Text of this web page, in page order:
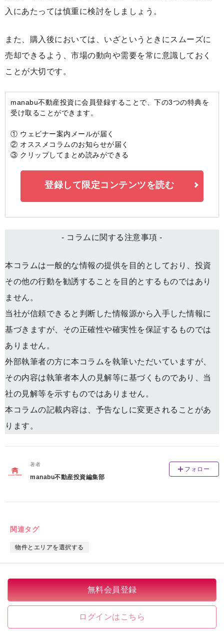
入にあたっては慎重に検討をしましょう。
また、購入後においては、いざというときにスムーズに
売却できるよう、市場の動向や需要を常に意識しておく
ことが大切です。
manabu不動産投資に会員登録することで、下の3つの特典を
受け取ることができます。
① ウェビナー案内メールが届く
② オススメコラムのお知らせが届く
③ クリップしてまとめ読みができる
登録して限定コンテンツを読む
- コラムに関する注意事項 -
本コラムは一般的な情報の提供を目的としており、投資
その他の行動を勧誘することを目的とするものではあり
ません。
当社が信頼できると判断した情報源から入手した情報に
基づきますが、その正確性や確実性を保証するものでは
ありません。
外部執筆者の方に本コラムを執筆いただいていますが、
その内容は執筆者本人の見解等に基づくものであり、当
社の見解等を示すものではありません。
本コラムの記載内容は、予告なしに変更されることがあ
ります。
著者
manabu不動産投資編集部
フォロー
関連タグ
物件とエリアを選択する
無料会員登録
ログインはこちら